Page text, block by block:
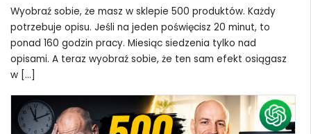
Wyobraź sobie, że masz w sklepie 500 produktów. Każdy
potrzebuje opisu. Jeśli na jeden poświęcisz 20 minut, to
ponad 160 godzin pracy. Miesiąc siedzenia tylko nad
opisami. A teraz wyobraź sobie, że ten sam efekt osiągasz
w [...]